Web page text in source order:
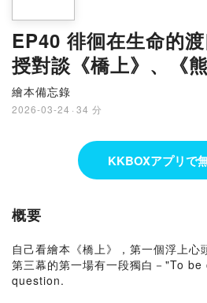
EP40 徘徊在生命的
授對談《橋上》、《
繪本備忘錄
2026-03-24 · 34 分
KKBOXアプリで
概要
自己看繪本《橋上》，第一個浮上心
第三幕的第一場有一段獨白－"To
question.